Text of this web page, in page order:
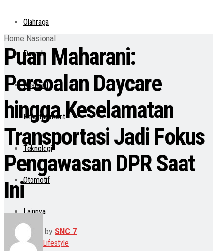
Olahraga
Daerah
Nasional
Entertainment
Teknologi
Otomotif
Lainnya
Lifestyle
Home Nasional
Puan Maharani:
Persoalan Daycare
hingga Keselamatan
Transportasi Jadi Fokus
Pengawasan DPR Saat
Ini
by SNC 7